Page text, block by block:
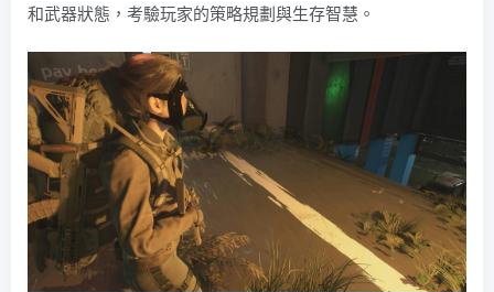
和武器狀態，考驗玩家的策略規劃與生存智慧。